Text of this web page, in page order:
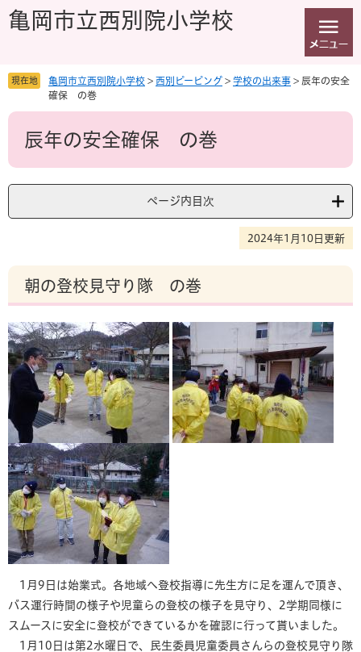
先
を
本
亀岡市立西別院小学校
現在地 亀岡市立西別院小学校 > 西別ピーピング > 学校の出来事 > 辰年の安全
確保 の巻
本
辰年の安全確保 の巻
ページ内目次
2024年1月10日更新
朝の登校見守り隊 の巻
1月9日は始業式。各地域へ登校指導に先生方に足を運んで頂き、
バス運行時間の様子や児童らの登校の様子を見守り、2学期同様に
スムースに安全に登校ができているかを確認に行って貰いました。
1月10日は第2水曜日で、民生委員児童委員さんらの登校見守り隊